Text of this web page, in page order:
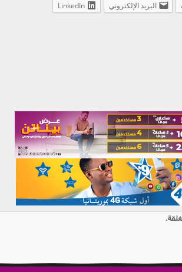
البريد الإلكتروني LinkedIn